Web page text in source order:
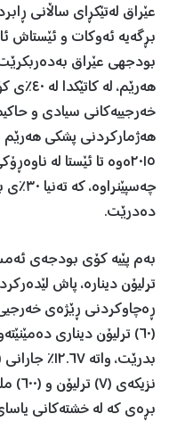
بودجهی‌ عێراق
هه‌رێم،
خه‌رجییه‌كانی سیادی و
هه‌ژماركردنی پشكی هه‌رێم
٢٠١٥ه‌وه‌ تا ئێستا له‌
ده‌درێت.
ترلیۆن دیناره،‌ پاش
(٦٠) ترلیۆن دیناری